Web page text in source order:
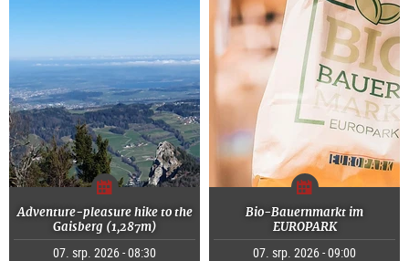
Adventure-pleasure hike to the
Gaisberg (1,287m)
07. srp. 2026 - 08:30
Bio-Bauernmarkt im
EUROPARK
07. srp. 2026 - 09:00